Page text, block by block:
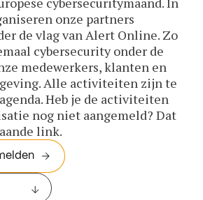
onze partners
de vlag van Alert Online. Zo
cybersecurity onder de
medewerkers, klanten en
Alle activiteiten zijn te
Heb je de activiteiten
nog niet aangemeld? Dat
link.